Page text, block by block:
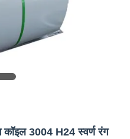
कॉइल 3004 H24 स्वर्ण रंग